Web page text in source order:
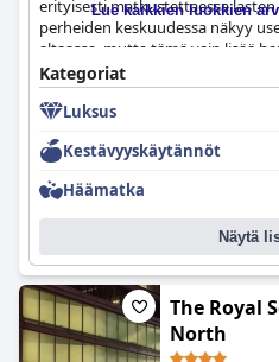
palveluista, kuten ilmaisesta
kokeneesta concierge-avusta,
mukavan ja ikimuistoisen.
erityisesti matkustettaessa
perheiden keskuudessa näkyy
altaassa, mutta tämä vain lisää
antoivat hotellille arvosanan 10/
valikoiman lahjoja lapsille.
että huoneissa ei tarjottu vettä
hieman pieniä neljän hengen
ongelmia verrattuna yleisesti
kokemukseen. Lapsesi pitävät
ystäviäLoews Chicago Hotel
Lue kaikkien luokkien
Kategoriat
Luksus
Kestävyyskäytännöt
Häämatka
Näytä
The Royal
North